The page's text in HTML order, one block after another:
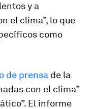
y a
el clima”, lo que
como
de prensa de la
con el clima”
El informe